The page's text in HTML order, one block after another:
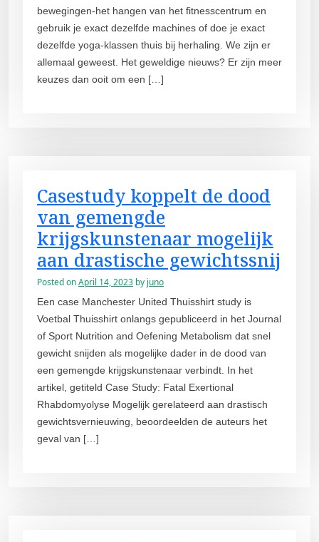
bewegingen-het hangen van het fitnesscentrum en
gebruik je exact dezelfde machines of doe je exact
dezelfde yoga-klassen thuis bij herhaling. We zijn er
allemaal geweest. Het geweldige nieuws? Er zijn meer
keuzes dan ooit om een […]
Casestudy koppelt de dood
van gemengde
krijgskunstenaar mogelijk
aan drastische gewichtssnij
Posted onApril 14, 2023 by juno
Een case Manchester United Thuisshirt study is
Voetbal Thuisshirt onlangs gepubliceerd in het Journal
of Sport Nutrition and Oefening Metabolism dat snel
gewicht snijden als mogelijke dader in de dood van
een gemengde krijgskunstenaar verbindt. In het
artikel, getiteld Case Study: Fatal Exertional
Rhabdomyolyse Mogelijk gerelateerd aan drastisch
gewichtsvernieuwing, beoordeelden de auteurs het
geval van […]